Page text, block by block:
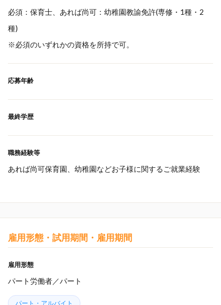
必須：保育士、あれば尚可：幼稚園教諭免許(専修・1種・2
種)
※必須のいずれかの資格を所持で可。
応募年齢
最終学歴
職務経験等
あれば尚可保育園、幼稚園などお子様に関するご就業経験
雇用形態・試用期間・雇用期間
雇用形態
パート労働者／パート
パート・アルバイト